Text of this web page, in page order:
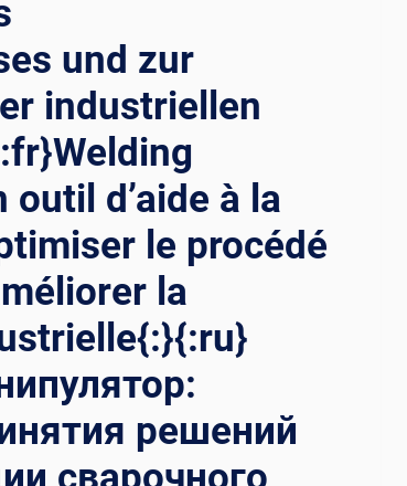
und zur
industriellen
d’aide à la
le procédé
la
решений